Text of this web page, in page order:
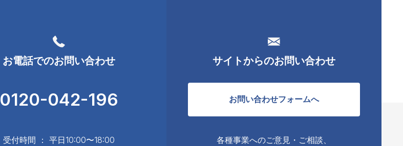
お電話でのお問い合わせ
0120-042-196
受付時間 ： 平日10:00〜18:00
サイトからのお問い合わせ
お問い合わせフォームへ
各種事業へのご意見・ご相談、